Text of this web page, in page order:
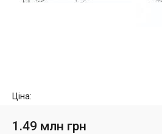
Ціна:
1.49 млн грн